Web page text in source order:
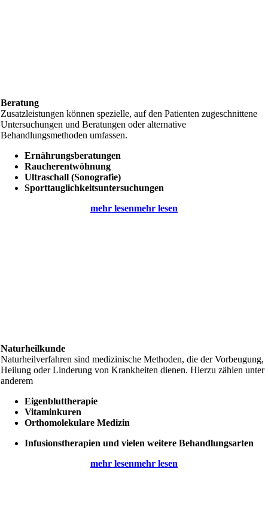
Beratung
Zusatzleistungen können spezielle, auf den Patienten zugeschnittene
Untersuchungen und Beratungen oder alternative
Behandlungsmethoden umfassen.
Ernährungsberatungen
Raucherentwöhnung
Ultraschall (Sonografie)
Sport­tauglichkeits­untersuchungen
mehr lesenmehr lesen
Naturheilkunde
Naturheilverfahren sind medizinische Methoden, die der Vorbeugung,
Heilung oder Linderung von Krankheiten dienen. Hierzu zählen unter
anderem
Eigenbluttherapie
Vitaminkuren
Orthomolekulare Medizin
Infusionstherapien und vielen weitere Behandlungsarten
mehr lesenmehr lesen